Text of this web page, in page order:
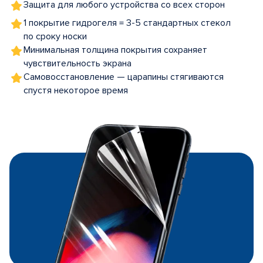
Защита для любого устройства со всех сторон
1 покрытие гидрогеля = 3-5 стандартных стекол
по сроку носки
Минимальная толщина покрытия сохраняет
чувствительность экрана
Самовосстановление — царапины стягиваются
спустя некоторое время